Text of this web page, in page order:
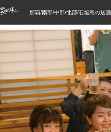
那覇/南部/中部/北部/石垣島の居